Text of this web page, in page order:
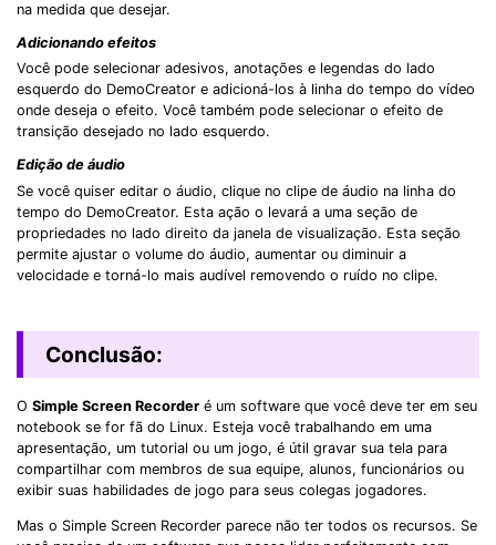
na medida que desejar.
Adicionando efeitos
Você pode selecionar adesivos, anotações e legendas do lado
esquerdo do DemoCreator e adicioná-los à linha do tempo do vídeo
onde deseja o efeito. Você também pode selecionar o efeito de
transição desejado no lado esquerdo.
Edição de áudio
Se você quiser editar o áudio, clique no clipe de áudio na linha do
tempo do DemoCreator. Esta ação o levará a uma seção de
propriedades no lado direito da janela de visualização. Esta seção
permite ajustar o volume do áudio, aumentar ou diminuir a
velocidade e torná-lo mais audível removendo o ruído no clipe.
Conclusão:
O Simple Screen Recorder é um software que você deve ter em seu
notebook se for fã do Linux. Esteja você trabalhando em uma
apresentação, um tutorial ou um jogo, é útil gravar sua tela para
compartilhar com membros de sua equipe, alunos, funcionários ou
exibir suas habilidades de jogo para seus colegas jogadores.
Mas o Simple Screen Recorder parece não ter todos os recursos. Se